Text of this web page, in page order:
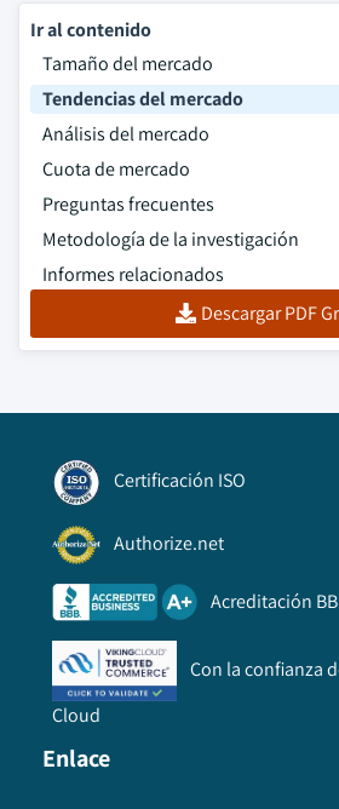
Ir al contenido
Tamaño del mercado
Tendencias del mercado
Análisis del mercado
Cuota de mercado
Preguntas frecuentes
Metodología de la investigación
Informes relacionados
Descargar PDF
Certificación ISO
Authorize.net
Acreditación
Con la confianza
Cloud
Enlace